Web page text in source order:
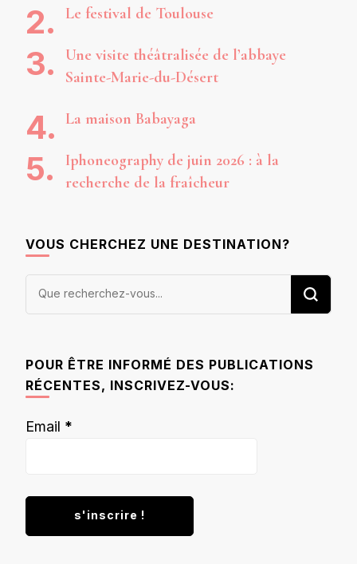
Le festival de Toulouse
Une visite théâtralisée de l’abbaye
Sainte-Marie-du-Désert
La maison Babayaga
Iphoneography de juin 2026 : à la
recherche de la fraîcheur
VOUS CHERCHEZ UNE DESTINATION?
Vous
POUR ÊTRE INFORMÉ DES PUBLICATIONS
RÉCENTES, INSCRIVEZ-VOUS:
Email *